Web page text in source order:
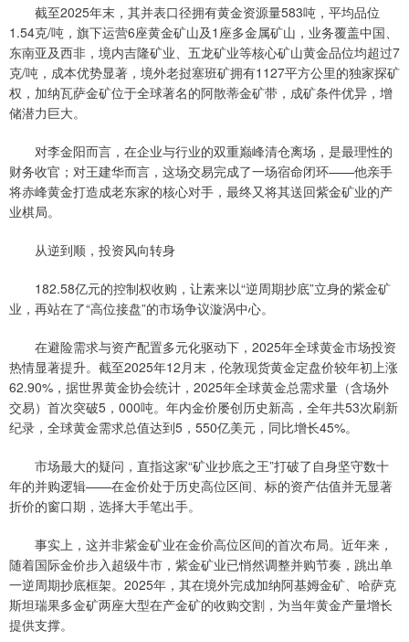
截至2025年末，其并表口径拥有黄金资源量583吨，平均品位
1.54克/吨，旗下运营6座黄金矿山及1座多金属矿山，业务覆盖中国、
东南亚及西非，境内吉隆矿业、五龙矿业等核心矿山黄金品位均超过7
克/吨，成本优势显著，境外老挝塞班矿拥有1127平方公里的独家探矿
权，加纳瓦萨金矿位于全球著名的阿散蒂金矿带，成矿条件优异，增
储潜力巨大。
对李金阳而言，在企业与行业的双重巅峰清仓离场，是最理性的
财务收官；对王建华而言，这场交易完成了一场宿命闭环——他亲手
将赤峰黄金打造成老东家的核心对手，最终又将其送回紫金矿业的产
业棋局。
从逆到顺，投资风向转身
182.58亿元的控制权收购，让素来以“逆周期抄底”立身的紫金矿
业，再站在了“高位接盘”的市场争议漩涡中心。
在避险需求与资产配置多元化驱动下，2025年全球黄金市场投资
热情显著提升。截至2025年12月末，伦敦现货黄金定盘价较年初上涨
62.90%，据世界黄金协会统计，2025年全球黄金总需求量（含场外
交易）首次突破5，000吨。年内金价屡创历史新高，全年共53次刷新
纪录，全球黄金需求总值达到5，550亿美元，同比增长45%。
市场最大的疑问，直指这家“矿业抄底之王”打破了自身坚守数十
年的并购逻辑——在金价处于历史高位区间、标的资产估值并无显著
折价的窗口期，选择大手笔出手。
事实上，这并非紫金矿业在金价高位区间的首次布局。近年来，
随着国际金价步入超级牛市，紫金矿业已悄然调整并购节奏，跳出单
一逆周期抄底框架。2025年，其在境外完成加纳阿基姆金矿、哈萨克
斯坦瑞果多金矿两座大型在产金矿的收购交割，为当年黄金产量增长
提供支撑。